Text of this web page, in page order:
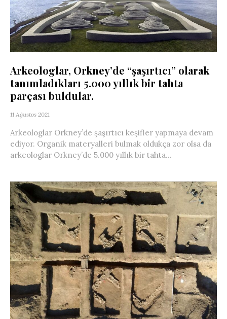
Arkeologlar, Orkney’de “şaşırtıcı” olarak
tanımladıkları 5.000 yıllık bir tahta
parçası buldular.
11 Ağustos 2021
Arkeologlar Orkney’de şaşırtıcı keşifler yapmaya devam
ediyor. Organik materyalleri bulmak oldukça zor olsa da
arkeologlar Orkney’de 5.000 yıllık bir tahta...